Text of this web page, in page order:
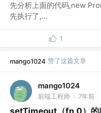
先分析上面的代码,new
先执行了,...
1
mango1024 赞了这篇文章
mango1024
前端工程师 · 7年前